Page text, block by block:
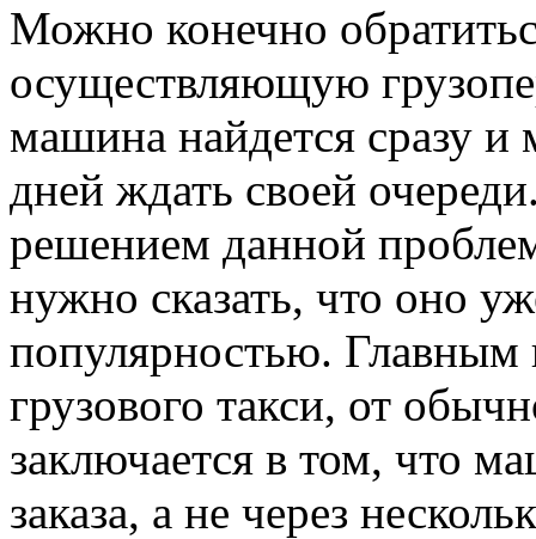
Можно конечно
осуществляющую
машина найдется сразу и
дней ждать своей
решением данной
нужно сказать, что оно
популярностью.
грузового такси, от
заключается в том, что
заказа, а не через